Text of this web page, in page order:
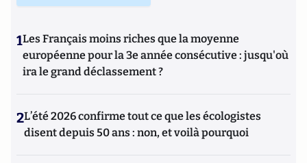
1Les Français moins riches que la moyenne
européenne pour la 3e année consécutive : jusqu'où
ira le grand déclassement ?
2L’été 2026 confirme tout ce que les écologistes
disent depuis 50 ans : non, et voilà pourquoi